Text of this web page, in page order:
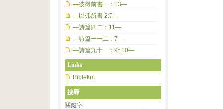
—彼得前書一：13—
—以弗所書 2:7—
—詩篇四二：11—
—詩篇一一二：7—
—詩篇九十一：9~10—
Links
Biblekm
搜尋
關鍵字